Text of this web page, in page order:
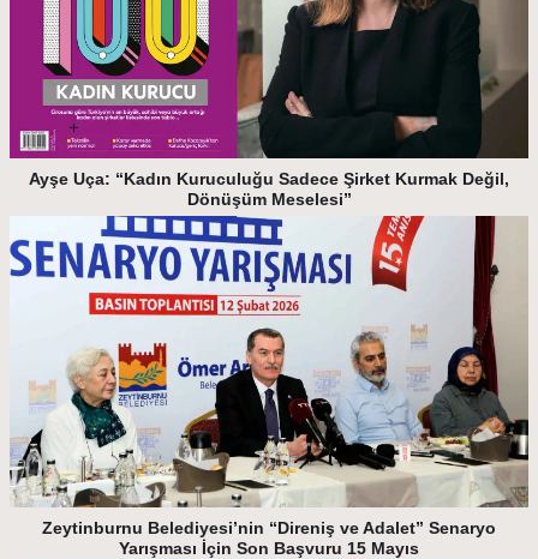
Ayşe Uça: “Kadın Kuruculuğu Sadece Şirket Kurmak Değil,
Dönüşüm Meselesi”
Zeytinburnu Belediyesi’nin “Direniş ve Adalet” Senaryo
Yarışması İçin Son Başvuru 15 Mayıs